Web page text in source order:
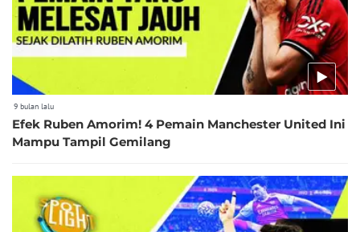
9 bulan lalu
Efek Ruben Amorim! 4 Pemain Manchester United Ini
Mampu Tampil Gemilang